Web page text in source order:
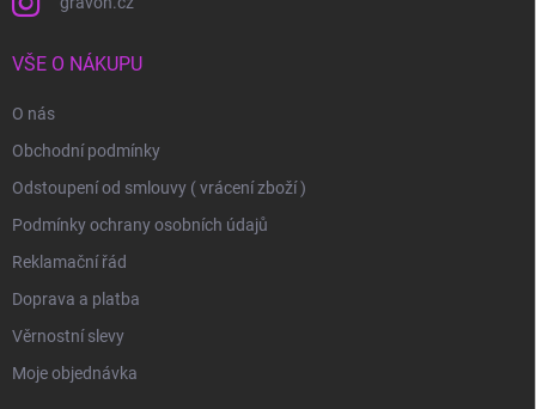
VŠE O NÁKUPU
O nás
Obchodní podmínky
Odstoupení od smlouvy ( vrácení zboží )
Podmínky ochrany osobních údajů
Reklamační řád
Doprava a platba
Věrnostní slevy
Moje objednávka